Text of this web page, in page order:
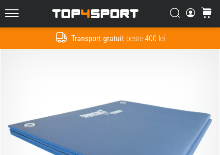
Transport gratuitpeste 400 lei
Top4Sport.ro Căutare
Cos